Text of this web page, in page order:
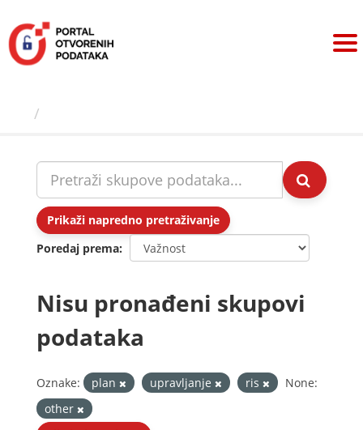
sadržaj
Prikaži napredno pretraživanje
Poredaj prema
Nisu pronađeni skupovi
podataka
Oznake: plan upravljanje ris
None:
other